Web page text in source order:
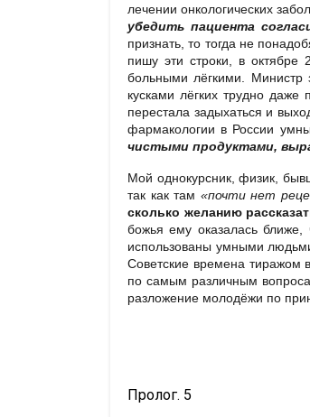
лечении онкологических
убедить пациента
признать, то тогда не
пишу эти строки, в октябре
больными лёгкими. Министр
кусками лёгких трудно
перестала задыхаться и
фармакологии в России
чистыми продуктами,
Мой однокурсник, физик,
так как там «почти нет
сколько желанию
божья ему оказалась
использованы умными
Советские времена тиражом
по самым различным
разложение молодёжи по
Пролог. 5